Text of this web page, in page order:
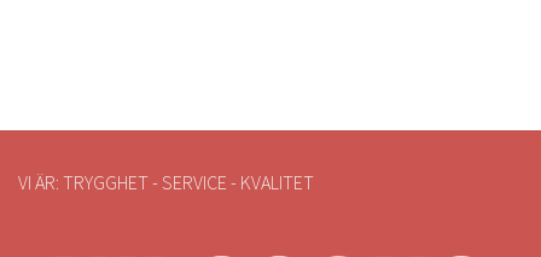
VI ÄR: TRYGGHET - SERVICE - KVALITET